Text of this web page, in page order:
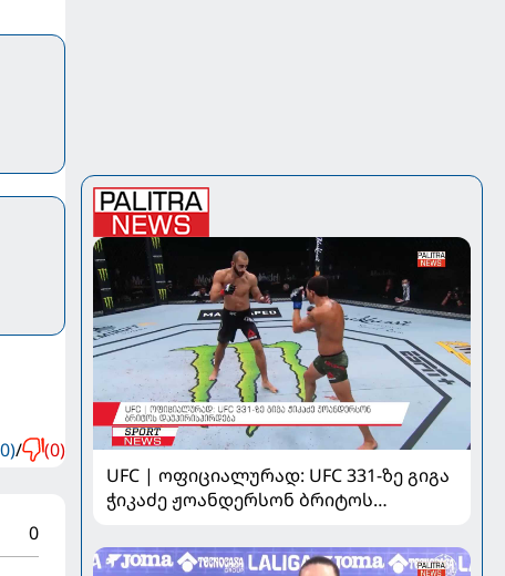
/ (0)
0
UFC | ოფიციალურად: UFC 331-ზე გიგა
ჭიკაძე ჟოანდერსონ ბრიტოს